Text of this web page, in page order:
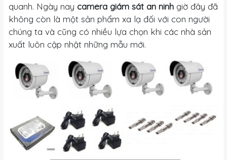
quanh. Ngày nay camera giám sát an ninh giờ đây đã
không còn là một sản phẩm xa lạ đối với con người
chúng ta và cũng có nhiều lựa chọn khi các nhà sản
xuất luôn cập nhật những mẫu mới.